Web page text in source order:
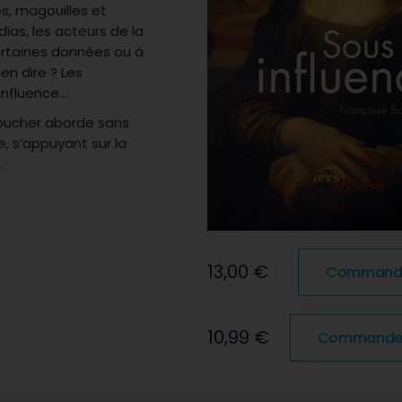
magouilles et
les acteurs de la
données ou à
dire ? Les
aborde sans
s’appuyant sur la
13,00 €
10,99 €